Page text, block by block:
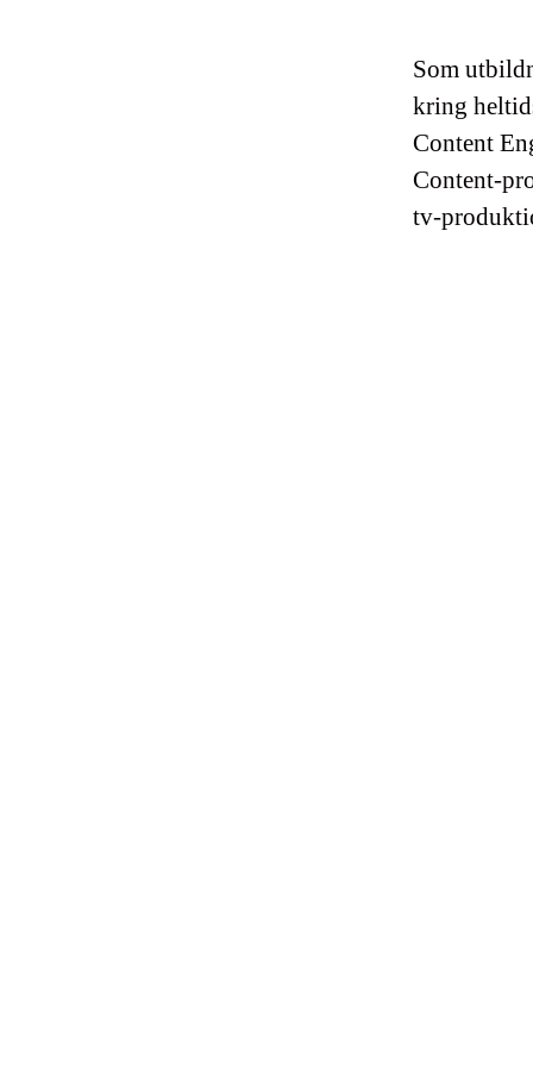
Som
kring
Content
Content-
tv-